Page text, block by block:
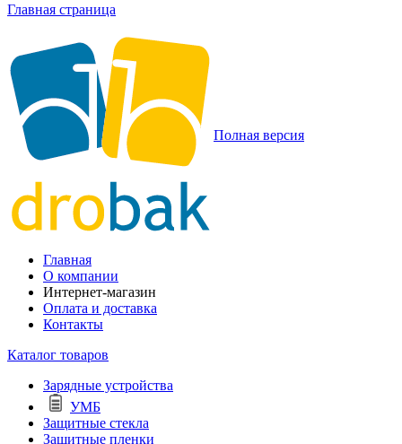
Главная страница
Полная версия
Главная
О компании
Интернет-магазин
Оплата и доставка
Контакты
Каталог товаров
Зарядные устройства
УМБ
Защитные стекла
Защитные пленки